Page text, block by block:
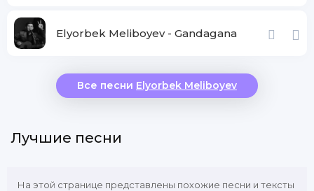
Elyorbek Meliboyev - Gandagana
Все песни Elyorbek Meliboyev
Лучшие песни
На этой странице представлены похожие песни и тексты